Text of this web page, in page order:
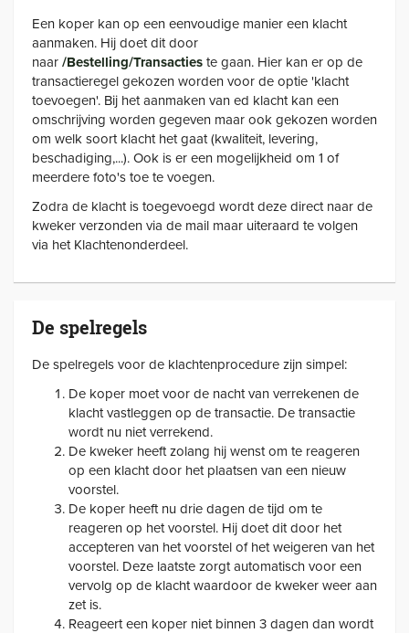
Een koper kan op een eenvoudige manier een klacht
aanmaken. Hij doet dit door
naar /Bestelling/Transacties te gaan. Hier kan er op de
transactieregel gekozen worden voor de optie 'klacht
toevoegen'. Bij het aanmaken van ed klacht kan een
omschrijving worden gegeven maar ook gekozen worden
om welk soort klacht het gaat (kwaliteit, levering,
beschadiging,...). Ook is er een mogelijkheid om 1 of
meerdere foto's toe te voegen.
Zodra de klacht is toegevoegd wordt deze direct naar de
kweker verzonden via de mail maar uiteraard te volgen
via het Klachtenonderdeel.
De spelregels
De spelregels voor de klachtenprocedure zijn simpel:
De koper moet voor de nacht van verrekenen de
klacht vastleggen op de transactie. De transactie
wordt nu niet verrekend.
De kweker heeft zolang hij wenst om te reageren
op een klacht door het plaatsen van een nieuw
voorstel.
De koper heeft nu drie dagen de tijd om te
reageren op het voorstel. Hij doet dit door het
accepteren van het voorstel of het weigeren van het
voorstel. Deze laatste zorgt automatisch voor een
vervolg op de klacht waardoor de kweker weer aan
zet is.
Reageert een koper niet binnen 3 dagen dan wordt